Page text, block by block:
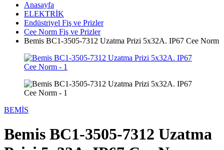
Anasayfa
ELEKTRİK
Endüstriyel Fiş ve Prizler
Cee Norm Fiş ve Prizler
Bemis BC1-3505-7312 Uzatma Prizi 5x32A. IP67 Cee Norm
BEMİS
Bemis BC1-3505-7312 Uzatma